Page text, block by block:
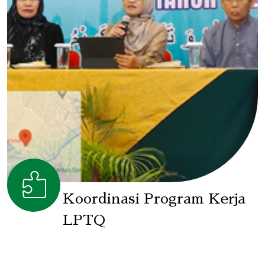
Koordinasi Program Kerja
LPTQ